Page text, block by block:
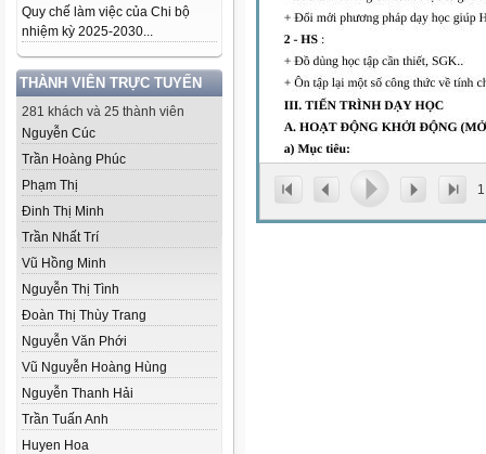
Quy chế làm việc của Chi bộ
nhiệm kỳ 2025-2030...
THÀNH VIÊN TRỰC TUYẾN
281 khách và 25 thành viên
Nguyễn Cúc
Trần Hoàng Phúc
Phạm Thị
Đinh Thị Minh
Trần Nhất Trí
Vũ Hồng Minh
Nguyễn Thị Tình
Đoàn Thị Thùy Trang
Nguyễn Văn Phới
Vũ Nguyễn Hoàng Hùng
Nguyễn Thanh Hải
Trần Tuấn Anh
Huyen Hoa
1